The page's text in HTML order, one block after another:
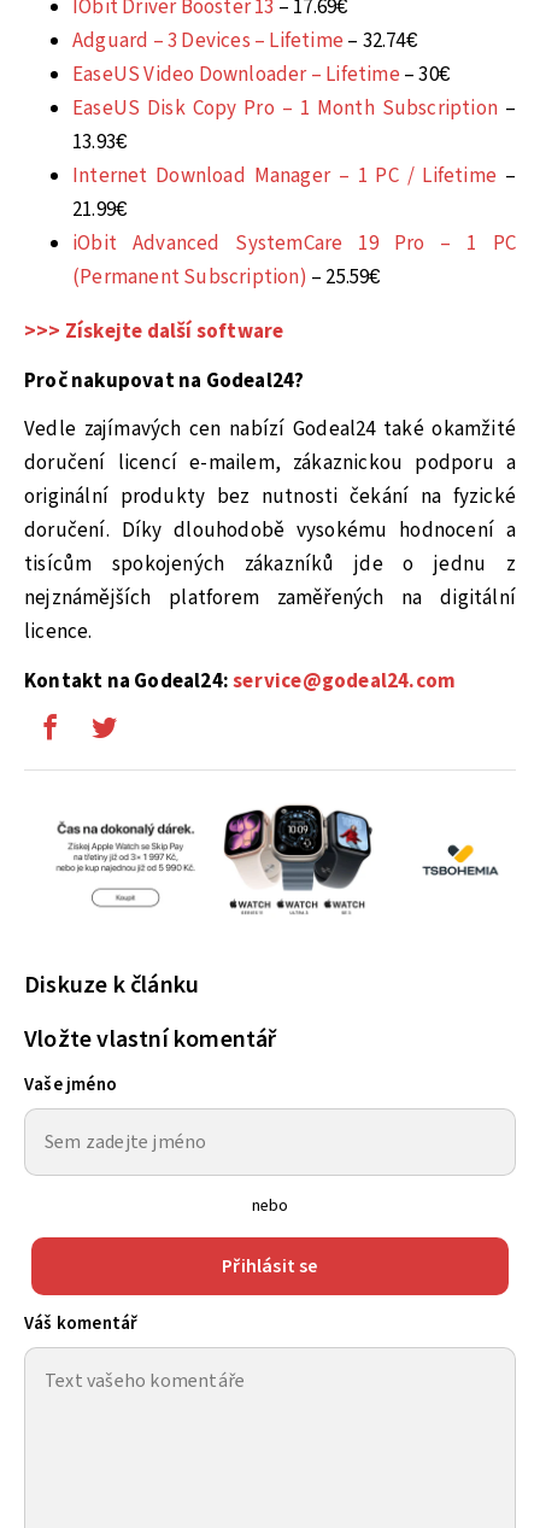
IObit Driver Booster 13 – 17.69€
Adguard – 3 Devices – Lifetime – 32.74€
EaseUS Video Downloader – Lifetime – 30€
EaseUS Disk Copy Pro – 1 Month Subscription–
13.93€
Internet Download Manager – 1 PC / Lifetime –
21.99€
iObit Advanced SystemCare 19 Pro – 1 PC
(Permanent Subscription) – 25.59€
>>> Získejte další software
Proč nakupovat na Godeal24?
Vedle zajímavých cen nabízí Godeal24 také okamžité
doručení licencí e-mailem, zákaznickou podporu a
originální produkty bez nutnosti čekání na fyzické
doručení. Díky dlouhodobě vysokému hodnocení a
tisícům spokojených zákazníků jde o jednu z
nejznámějších platforem zaměřených na digitální
licence.
Kontakt na Godeal24:service@godeal24.com
Diskuze k článku
Vložte vlastní komentář
Vaše jméno
nebo
Přihlásit se
Váš komentář